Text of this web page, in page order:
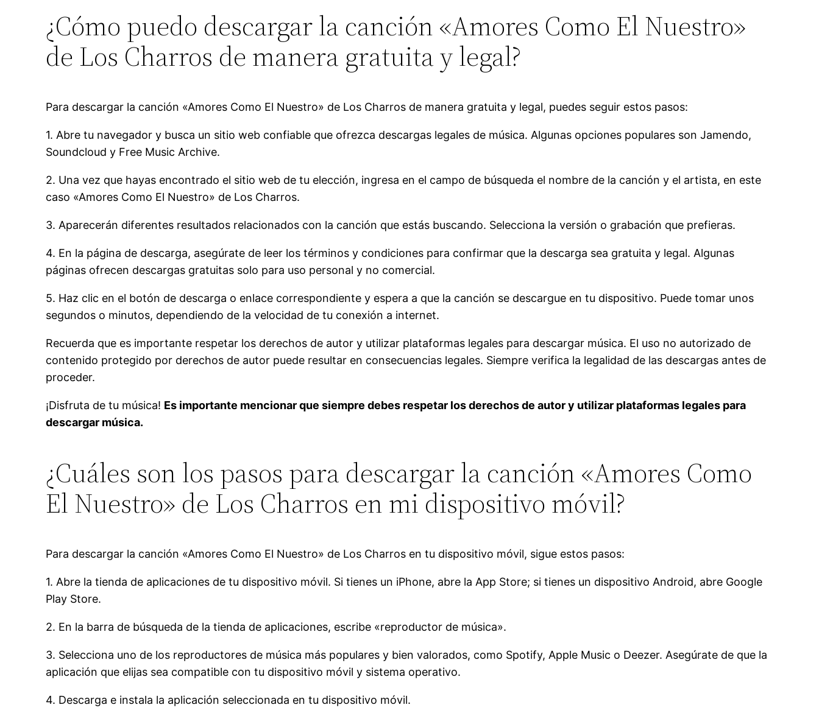
¿Cómo puedo descargar la canción «Amores Como El Nuestro»
de Los Charros de manera gratuita y legal?
Para descargar la canción «Amores Como El Nuestro» de Los Charros de manera gratuita y legal, puedes seguir estos pasos:
1. Abre tu navegador y busca un sitio web confiable que ofrezca descargas legales de música. Algunas opciones populares son Jamendo,
Soundcloud y Free Music Archive.
2. Una vez que hayas encontrado el sitio web de tu elección, ingresa en el campo de búsqueda el nombre de la canción y el artista, en este
caso «Amores Como El Nuestro» de Los Charros.
3. Aparecerán diferentes resultados relacionados con la canción que estás buscando. Selecciona la versión o grabación que prefieras.
4. En la página de descarga, asegúrate de leer los términos y condiciones para confirmar que la descarga sea gratuita y legal. Algunas
páginas ofrecen descargas gratuitas solo para uso personal y no comercial.
5. Haz clic en el botón de descarga o enlace correspondiente y espera a que la canción se descargue en tu dispositivo. Puede tomar unos
segundos o minutos, dependiendo de la velocidad de tu conexión a internet.
Recuerda que es importante respetar los derechos de autor y utilizar plataformas legales para descargar música. El uso no autorizado de
contenido protegido por derechos de autor puede resultar en consecuencias legales. Siempre verifica la legalidad de las descargas antes de
proceder.
¡Disfruta de tu música! Es importante mencionar que siempre debes respetar los derechos de autor y utilizar plataformas legales para
descargar música.
¿Cuáles son los pasos para descargar la canción «Amores Como
El Nuestro» de Los Charros en mi dispositivo móvil?
Para descargar la canción «Amores Como El Nuestro» de Los Charros en tu dispositivo móvil, sigue estos pasos:
1. Abre la tienda de aplicaciones de tu dispositivo móvil. Si tienes un iPhone, abre la App Store; si tienes un dispositivo Android, abre Google
Play Store.
2. En la barra de búsqueda de la tienda de aplicaciones, escribe «reproductor de música».
3. Selecciona uno de los reproductores de música más populares y bien valorados, como Spotify, Apple Music o Deezer. Asegúrate de que la
aplicación que elijas sea compatible con tu dispositivo móvil y sistema operativo.
4. Descarga e instala la aplicación seleccionada en tu dispositivo móvil.